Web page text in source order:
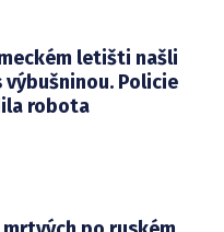
letišti našli
výbušninou. Policie
robota